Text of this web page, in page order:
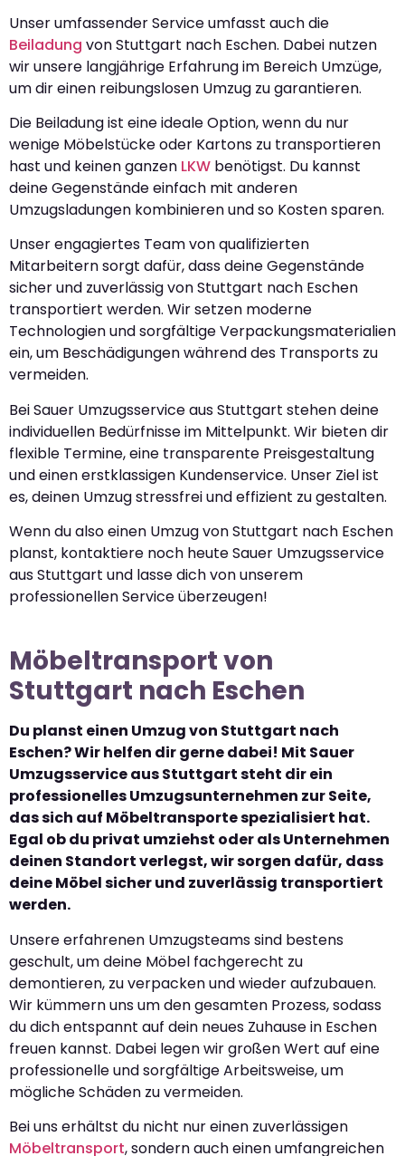
Unser umfassender Service umfasst auch die
Beiladung von Stuttgart nach Eschen. Dabei nutzen
wir unsere langjährige Erfahrung im Bereich Umzüge,
um dir einen reibungslosen Umzug zu garantieren.
Die Beiladung ist eine ideale Option, wenn du nur
wenige Möbelstücke oder Kartons zu transportieren
hast und keinen ganzen LKW benötigst. Du kannst
deine Gegenstände einfach mit anderen
Umzugsladungen kombinieren und so Kosten sparen.
Unser engagiertes Team von qualifizierten
Mitarbeitern sorgt dafür, dass deine Gegenstände
sicher und zuverlässig von Stuttgart nach Eschen
transportiert werden. Wir setzen moderne
Technologien und sorgfältige Verpackungsmaterialien
ein, um Beschädigungen während des Transports zu
vermeiden.
Bei Sauer Umzugsservice aus Stuttgart stehen deine
individuellen Bedürfnisse im Mittelpunkt. Wir bieten dir
flexible Termine, eine transparente Preisgestaltung
und einen erstklassigen Kundenservice. Unser Ziel ist
es, deinen Umzug stressfrei und effizient zu gestalten.
Wenn du also einen Umzug von Stuttgart nach Eschen
planst, kontaktiere noch heute Sauer Umzugsservice
aus Stuttgart und lasse dich von unserem
professionellen Service überzeugen!
Möbeltransport von
Stuttgart nach Eschen
Du planst einen Umzug von Stuttgart nach
Eschen? Wir helfen dir gerne dabei! Mit Sauer
Umzugsservice aus Stuttgart steht dir ein
professionelles Umzugsunternehmen zur Seite,
das sich auf Möbeltransporte spezialisiert hat.
Egal ob du privat umziehst oder als Unternehmen
deinen Standort verlegst, wir sorgen dafür, dass
deine Möbel sicher und zuverlässig transportiert
werden.
Unsere erfahrenen Umzugsteams sind bestens
geschult, um deine Möbel fachgerecht zu
demontieren, zu verpacken und wieder aufzubauen.
Wir kümmern uns um den gesamten Prozess, sodass
du dich entspannt auf dein neues Zuhause in Eschen
freuen kannst. Dabei legen wir großen Wert auf eine
professionelle und sorgfältige Arbeitsweise, um
mögliche Schäden zu vermeiden.
Bei uns erhältst du nicht nur einen zuverlässigen
Möbeltransport, sondern auch einen umfangreichen